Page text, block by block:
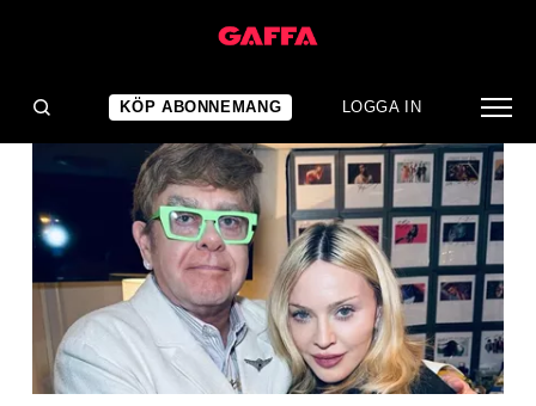
KÖP ABONNEMANG LOGGA IN